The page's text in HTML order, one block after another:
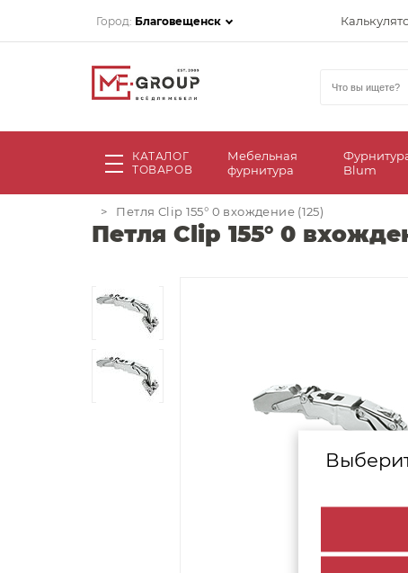
Город: Благовещенск
КАТАЛОГ
ТОВАРОВ
Мебельная
фурнитура
Blum
> Петля Clip 155° 0 вхождение (125)
Петля Clip 155° 0